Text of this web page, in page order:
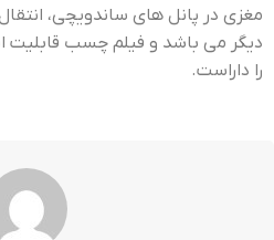
مغزی در پانل های ساندویچی،
دیگر می باشد و فیلم چسب قابلیت
را داراست.